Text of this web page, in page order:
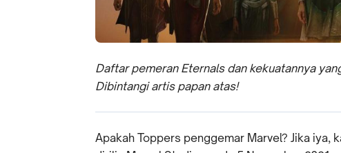
Daftar pemeran Eternals dan kekuatannya
Dibintangi artis papan atas!
Apakah Toppers penggemar Marvel? Jika iya,